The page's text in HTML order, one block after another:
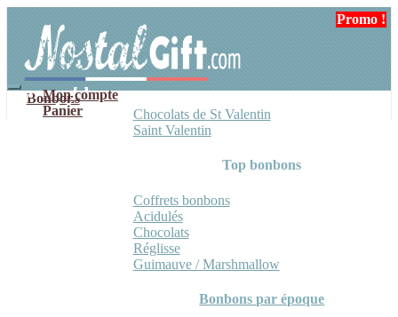
navigation
contenu
Mon compte
Panier
Bonbons
Chocolats de St Valentin
Saint Valentin
Top bonbons
Coffrets bonbons
Acidulés
Chocolats
Réglisse
Guimauve / Marshmallow
Bonbons par époque
Promo !